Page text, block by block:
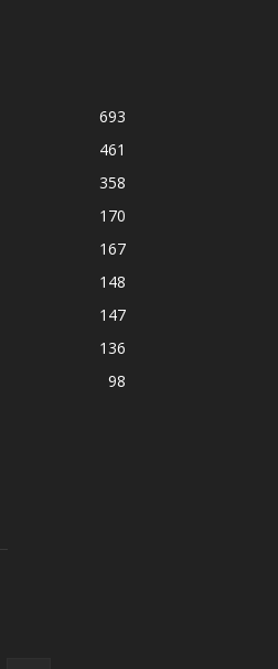
693
461
358
170
167
148
147
136
98